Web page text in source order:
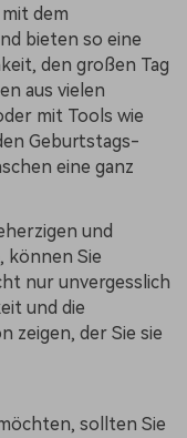
dem
bieten so eine
den großen Tag
aus vielen
mit Tools wie
Geburtstags-
eine ganz
und
können Sie
nur unvergesslich
und die
zeigen, der Sie sie
sollten Sie